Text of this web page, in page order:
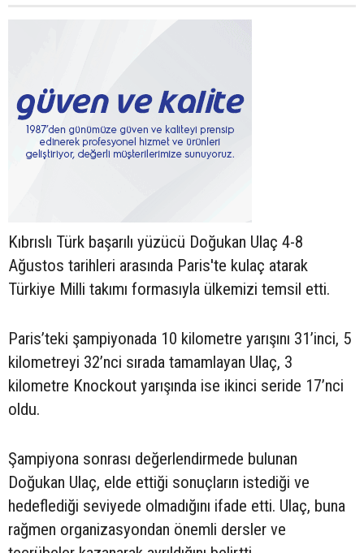
Kıbrıslı Türk başarılı yüzücü Doğukan Ulaç 4-8
Ağustos tarihleri arasında Paris'te kulaç atarak
Türkiye Milli takımı formasıyla ülkemizi temsil etti.
Paris’teki şampiyonada 10 kilometre yarışını 31’inci, 5
kilometreyi 32’nci sırada tamamlayan Ulaç, 3
kilometre Knockout yarışında ise ikinci seride 17’nci
oldu.
Şampiyona sonrası değerlendirmede bulunan
Doğukan Ulaç, elde ettiği sonuçların istediği ve
hedeflediği seviyede olmadığını ifade etti. Ulaç, buna
rağmen organizasyondan önemli dersler ve